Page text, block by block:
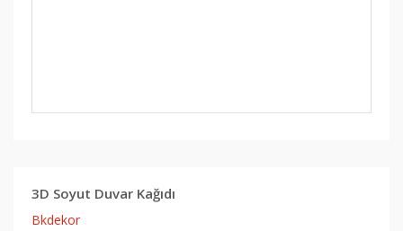
3D Soyut Duvar Kağıdı
Bkdekor